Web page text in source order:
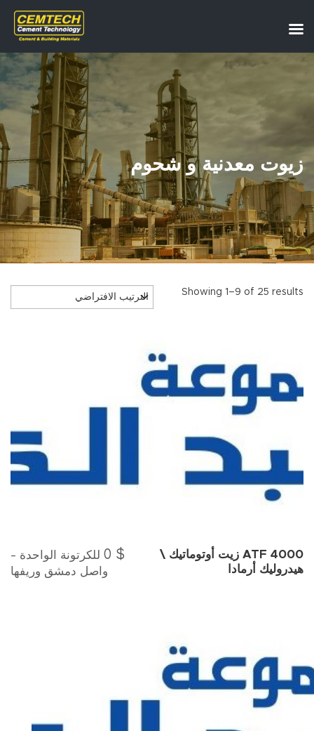
زيوت معدنية و شحوم
Showing 1–9 of 25 results
ATF 4000 زيت أوتوماتيك \
هيدروليك أرمادا
0 $
للكرتونة الواحدة -
واصل دمشق وريفها